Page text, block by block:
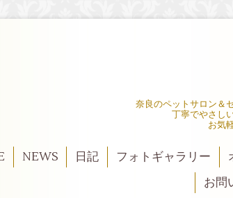
奈良のペットサロン＆
丁寧でやさし
お気
NEWS 日記 フォトギャラリー
お問